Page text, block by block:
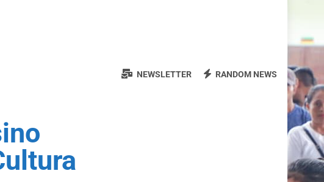
NEWSLETTER RANDOM NEWS